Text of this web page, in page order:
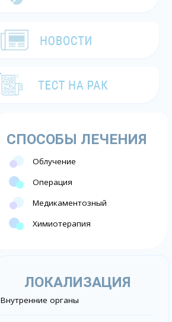
СПОСОБЫ ЛЕЧЕНИЯ
Облучение
Операция
Медикаментозный
Химиотерапия
ЛОКАЛИЗАЦИЯ
Внутренние органы